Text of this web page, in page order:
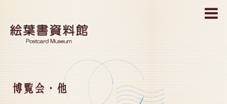
MENU
博覧会・他